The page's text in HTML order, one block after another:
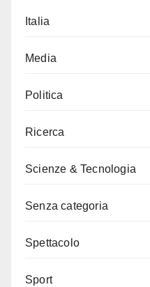
Italia
Media
Politica
Ricerca
Scienze & Tecnologia
Senza categoria
Spettacolo
Sport